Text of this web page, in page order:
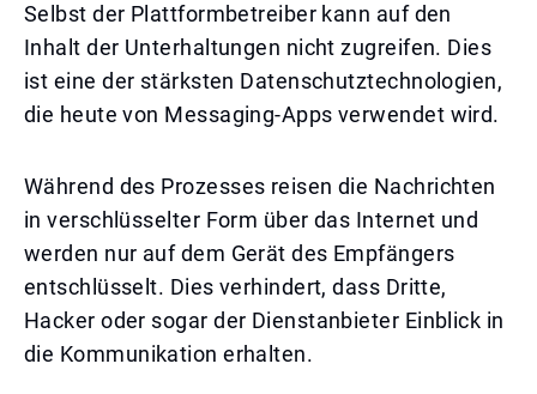
Selbst der Plattformbetreiber kann auf den
Inhalt der Unterhaltungen nicht zugreifen. Dies
ist eine der stärksten Datenschutztechnologien,
die heute von Messaging-Apps verwendet wird.
Während des Prozesses reisen die Nachrichten
in verschlüsselter Form über das Internet und
werden nur auf dem Gerät des Empfängers
entschlüsselt. Dies verhindert, dass Dritte,
Hacker oder sogar der Dienstanbieter Einblick in
die Kommunikation erhalten.